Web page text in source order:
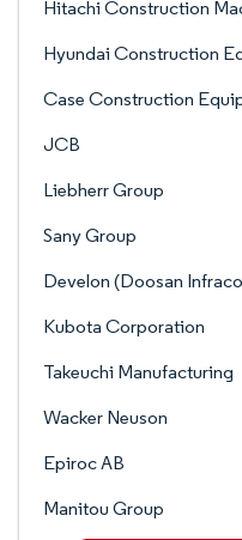
Hitachi Construction
Hyundai Construction
Case Construction
JCB
Liebherr Group
Sany Group
Develon (Doosan
Kubota Corporation
Takeuchi Manufacturing
Wacker Neuson
Epiroc AB
Manitou Group